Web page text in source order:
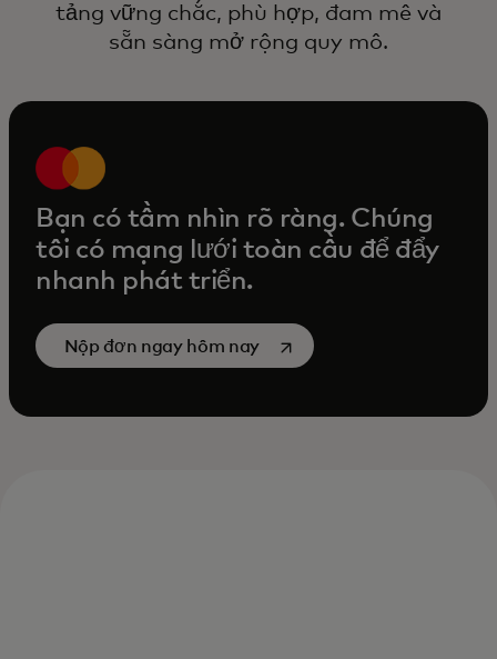
tảng vững chắc, phù hợp, đam mê và
sẵn sàng mở rộng quy mô.
Bạn có tầm nhìn rõ ràng. Chúng
tôi có mạng lưới toàn cầu để đẩy
nhanh phát triển.
Nộp đơn ngay hôm nay opens in a new tab